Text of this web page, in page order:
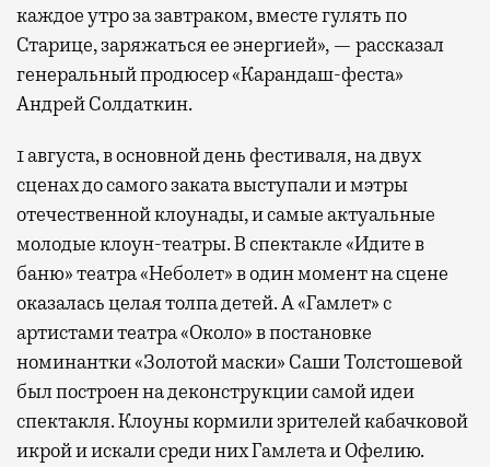
каждое утро за завтраком, вместе гулять по
Старице, заряжаться ее энергией», — рассказал
генеральный продюсер «Карандаш-феста»
Андрей Солдаткин.
1 августа, в основной день фестиваля, на двух
сценах до самого заката выступали и мэтры
отечественной клоунады, и самые актуальные
молодые клоун-театры. В спектакле «Идите в
баню» театра «Неболет» в один момент на сцене
оказалась целая толпа детей. А «Гамлет» с
артистами театра «Около» в постановке
номинантки «Золотой маски» Саши Толстошевой
был построен на деконструкции самой идеи
спектакля. Клоуны кормили зрителей кабачковой
икрой и искали среди них Гамлета и Офелию.